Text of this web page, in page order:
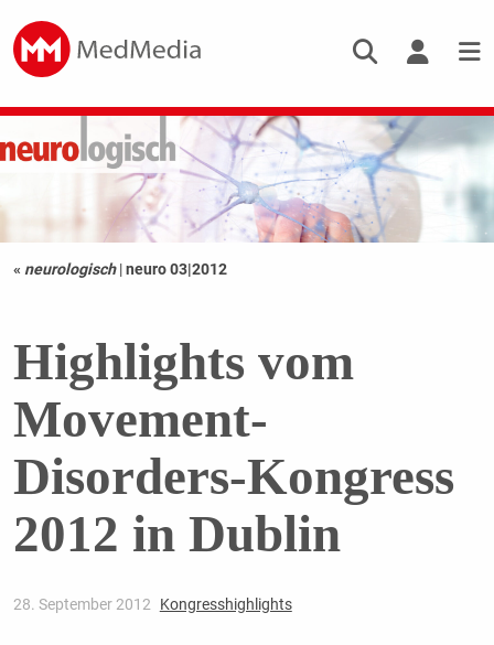
« neurologisch |neuro 03|2012
Highlights vom
Movement-
Disorders-Kongress
2012 in Dublin
28. September 2012 Kongresshighlights